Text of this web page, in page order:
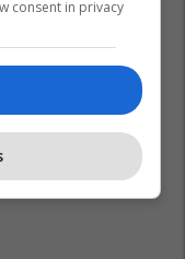
consent in privacy